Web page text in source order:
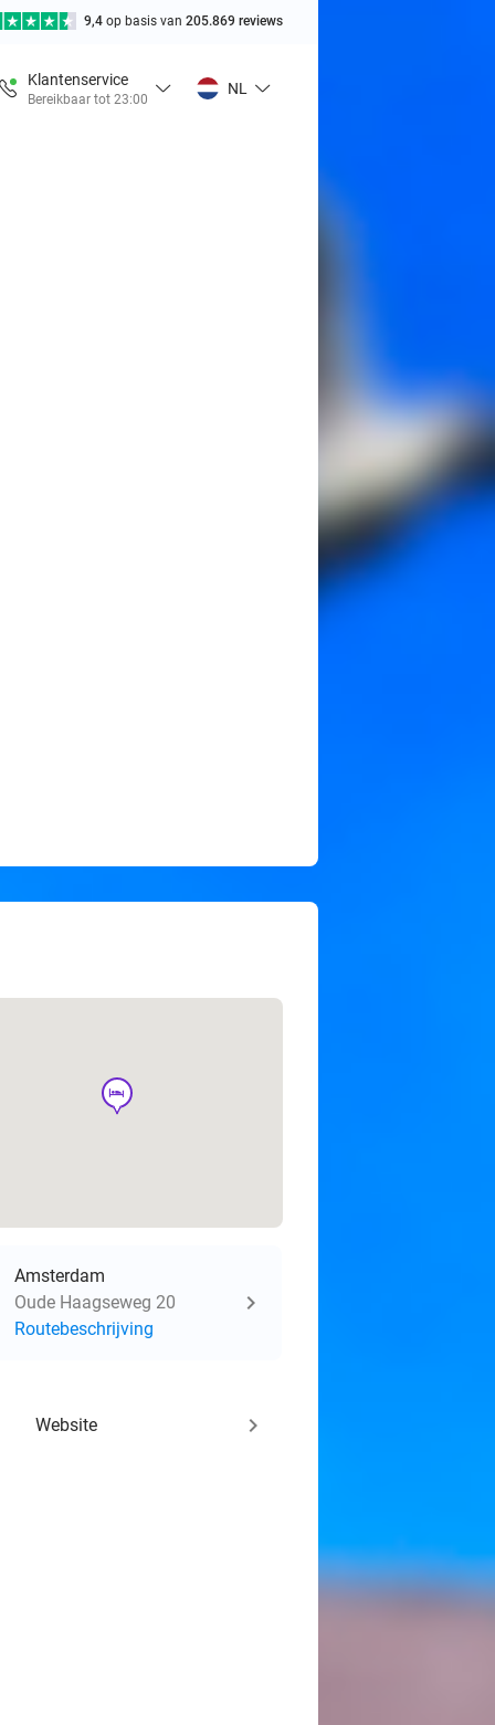
9,4 op basis van 205.869 reviews
Klantenservice
Bereikbaar tot 23:00
NL
hotel
Amsterdam
Oude Haagseweg 20
Routebeschrijving
Website keyboard_arrow_right